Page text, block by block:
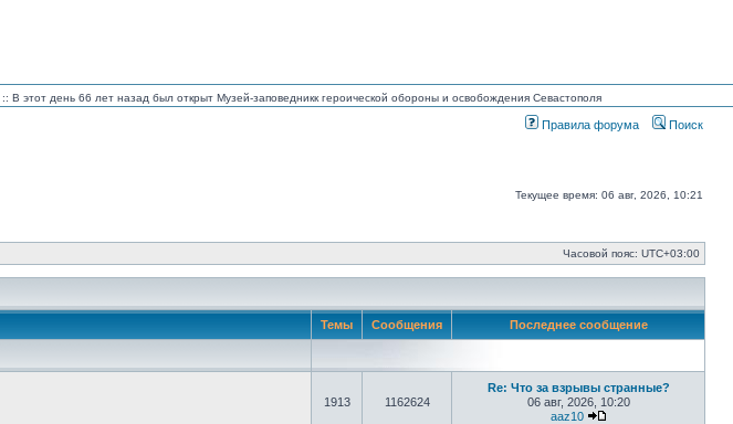
:: В этот день 66 лет назад был открыт Музей-заповедникк героической обороны и освобождения Севастополя
Правила форума Поиск
Текущее время: 06 авг, 2026, 10:21
Часовой пояс: UTC+03:00
Темы Сообщения Последнее сообщение
1913 1162624
Re: Что за взрывы странные?
06 авг, 2026, 10:20
aaz10